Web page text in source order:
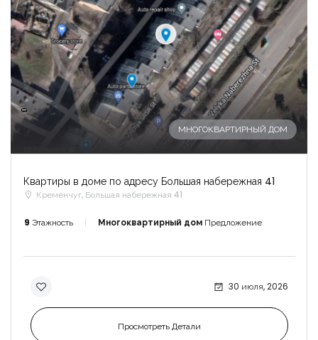
-
МНОГОКВАРТИРНЫЙ ДОМ
Квартиры в доме по адресу Большая набережная 41
Кременчуг, Большая набережная 41
9 Этажность Многоквартирный дом Предложение
30 июля, 2026
Просмотреть Детали
Запомнить Forgot Password?
Войти